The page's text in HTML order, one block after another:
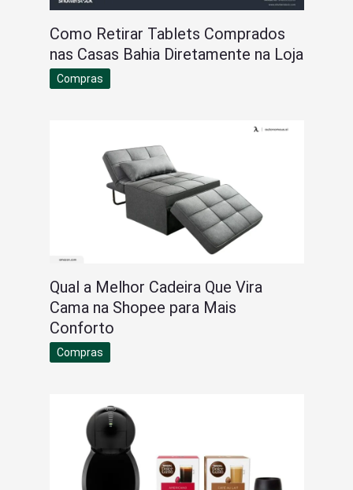
Como Retirar Tablets Comprados
nas Casas Bahia Diretamente na Loja
Compras
Qual a Melhor Cadeira Que Vira
Cama na Shopee para Mais
Conforto
Compras